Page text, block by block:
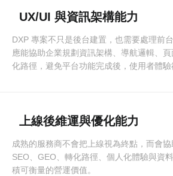
UX/UI 與資訊架構能力
DXP 專案不只是後台建置，也需要處理前
應能協助企業規劃資訊架構、導航邏輯、
化路徑，避免平台功能完成後，使用者體驗
上線後維運與優化能力
成熟的服務商不會把上線視為終點，而會協
SEO、GEO、轉化路徑、個人化體驗與資
積可衡量的營運價值。